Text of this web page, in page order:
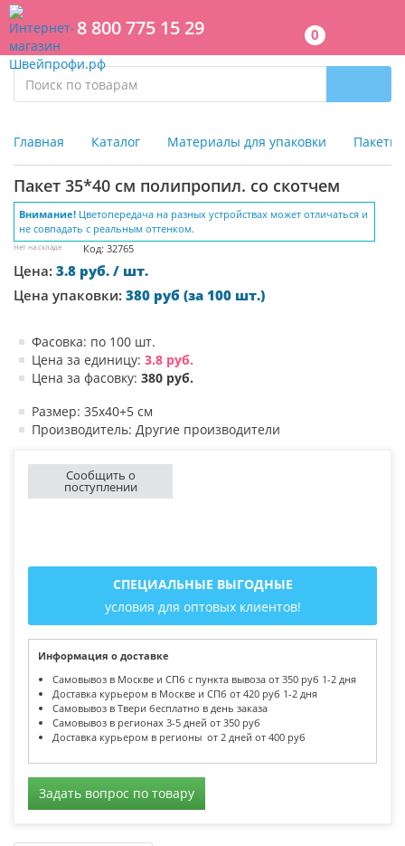
8 800 775 15 29 0
Главная Каталог Материалы для упаковки Пакеты
Пакет 35*40 см полипропил. со скотчем
Внимание! Цветопередача на разных устройствах может отличаться и
не совпадать с реальным оттенком.
Нет на складе Код: 32765
Цена: 3.8 руб. / шт.
Цена упаковки: 380 руб (за 100 шт.)
Фасовка: по 100 шт.
Цена за единицу: 3.8 руб.
Цена за фасовку: 380 руб.
Размер: 35х40+5 см
Производитель: Другие производители
Сообщить о
поступлении
СПЕЦИАЛЬНЫЕ ВЫГОДНЫЕ
условия для оптовых клиентов!
Информация о доставке
Самовывоз в Москве и СПб с пункта вывоза от 350 руб 1-2 дня
Доставка курьером в Москве и СПб от 420 руб 1-2 дня
Самовывоз в Твери бесплатно в день заказа
Самовывоз в регионах 3-5 дней от 350 руб
Доставка курьером в регионы от 2 дней от 400 руб
Задать вопрос по товару